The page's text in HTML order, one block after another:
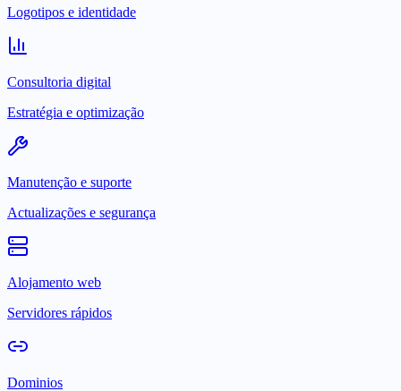
Logotipos e identidade
Consultoria digital
Estratégia e optimização
Manutenção e suporte
Actualizações e segurança
Alojamento web
Servidores rápidos
Dominios